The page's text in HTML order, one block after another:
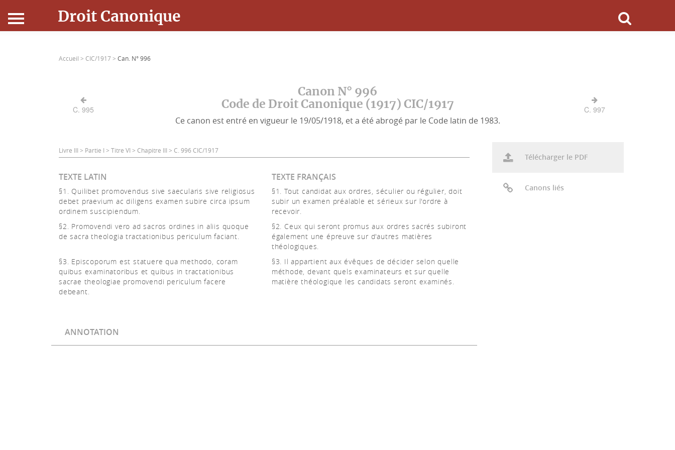
Droit Canonique
Connexion
Accueil > CIC/1917 > Can. N° 996
C. 995
Canon N° 996
Code de Droit Canonique (1917) CIC/1917
Ce canon est entré en vigueur le 19/05/1918, et a été abrogé par le Code latin de 1983.
C. 997
Livre III > Partie I > Titre VI > Chapitre III > C. 996 CIC/1917
TEXTE LATIN TEXTE FRANÇAIS
§1. Quilibet promovendus sive saecularis sive religiosus
debet praevium ac diligens examen subire circa ipsum
ordinem suscipiendum.
§1. Tout candidat aux ordres, séculier ou régulier, doit
subir un examen préalable et sérieux sur l'ordre à
recevoir.
§2. Promovendi vero ad sacros ordines in aliis quoque
de sacra theologia tractationibus periculum faciant.
§2. Ceux qui seront promus aux ordres sacrés subiront
également une épreuve sur d'autres matières
théologiques.
§3. Episcoporum est statuere qua methodo, coram
quibus examinatoribus et quibus in tractationibus
sacrae theologiae promovendi periculum facere
debeant.
§3. Il appartient aux évêques de décider selon quelle
méthode, devant quels examinateurs et sur quelle
matière théologique les candidats seront examinés.
ANNOTATION
Télécharger le PDF
Canons liés